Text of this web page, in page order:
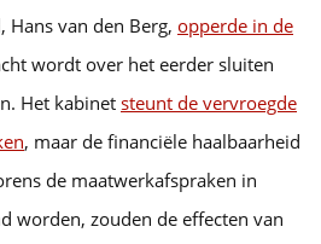
Hans van den Berg, opperde in de
wordt over het eerder sluiten
Het kabinet steunt de vervroegde
, maar de financiële haalbaarheid
de maatwerkafspraken in
worden, zouden de effecten van